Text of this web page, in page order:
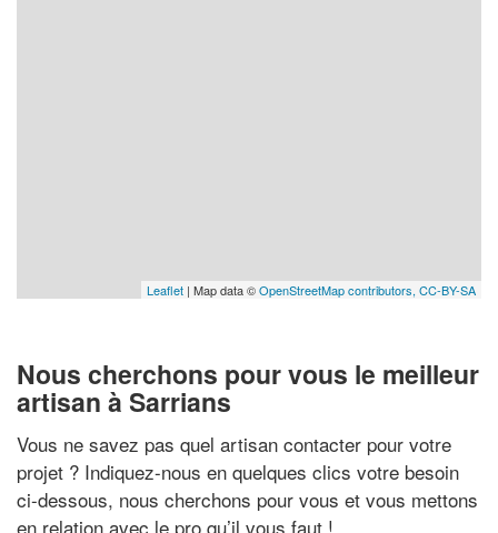
Leaflet | Map data ©OpenStreetMap contributors, CC-BY-SA
Nous cherchons pour vous le meilleur
artisan à Sarrians
Vous ne savez pas quel artisan contacter pour votre
projet ? Indiquez-nous en quelques clics votre besoin
ci-dessous, nous cherchons pour vous et vous mettons
en relation avec le pro qu’il vous faut !